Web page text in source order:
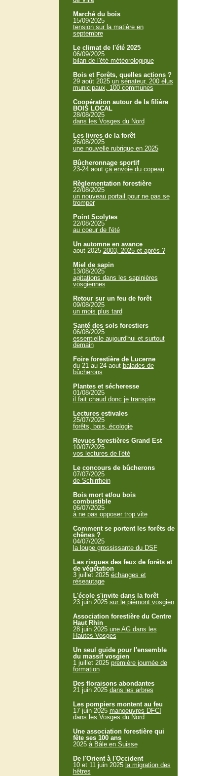
Marché du bois
15/09/2025
tension sur la matière en
septembre
Le climat de l'été 2025
06/09/2025
bilan de l'été météorologique
Bois et Forêts, quelles actions ?
29 août 2025 un sénateur, 200 élus
municipaux, 100 communes
Coopération autour de la filière
BOIS LOCAL
28/08/2025
dans les Vosges du Nord
Les livres de la forêt
26/08/2025
une nouvelle rubrique en 2025
Bûcheronnage sportif
23-24 aout çà envoie du copeau
Règlementation forestière
22/08/2025
un nouveau portail pour ne pas se
tromper
Point Scolytes
22/08/2025
au coeur de l'été
Un automne en avance
aout 2025 2003, 2025 et après ?
Miel de sapin
13/08/2025
agitations dans les sapinières
vosgiennes
Retour sur un feu de forêt
09/08/2025
un mois plus tard
Santé des sols forestiers
06/08/2025
essentielle aujourd'hui et surtout
demain
Foire forestière de Lucerne
du 21 au 24 aout balades de
bûcherons
Plantes et sécheresse
01/08/2025
il fait chaud donc je transpire
Lectures estivales
25/07/2025
forêts, bois, écologie
Revues forestières Grand Est
10/07/2025
vos lectures de l'été
Le concours de bûcherons
07/07/2025
de Schirrhein
Bois mort et/ou bois
combustible
06/07/2025
à ne pas opposer trop vite
Comment se portent les forêts de
chênes ?
04/07/2025
la loupe grossissante du DSF
Les risques des feux de forêts et
de végétation
3 juillet 2025 échanges et
réseautage
L'école s'invite dans la forêt
23 juin 2025 sur le piémont vosgien
Association forestière du Centre
Haut Rhin
28 juin 2025 une AG dans les
Hautes Vosges
Un seul guide pour l'ensemble
du massif vosgien
1 juillet 2025 première journée de
formation
Des floraisons abondantes
21 juin 2025 dans les arbres
Les pompiers montent au feu
17 juin 2025 manoeuvres DFCI
dans les Vosges du Nord
Une association forestière qui
fête ses 100 ans
2025 à Bâle en Suisse
De l'Orient à l'Occident
10 et 11 juin 2025 la migration des
hêtres